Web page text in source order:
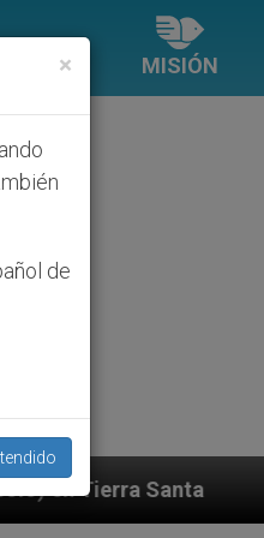
MISIÓN
Sacerdotes
×
de